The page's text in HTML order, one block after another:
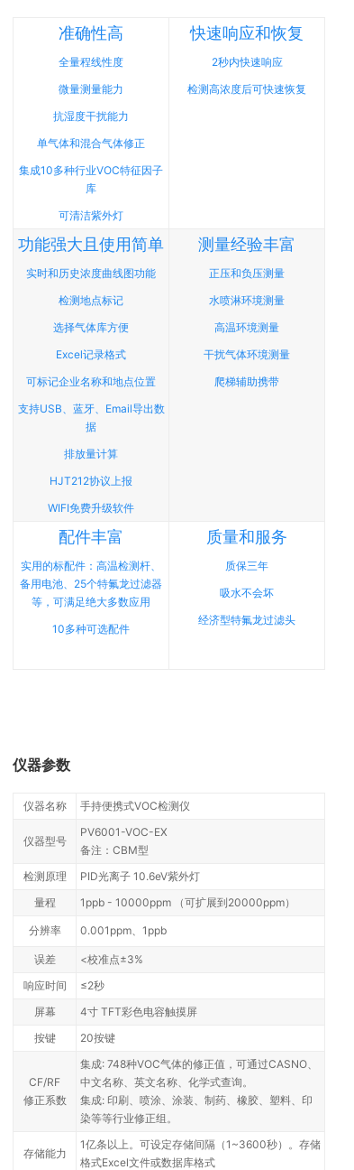
准确性高
全量程线性度
微量测量能力
抗湿度干扰能力
单气体和混合气体修正
集成10多种行业VOC特征因子
库
可清洁紫外灯
快速响应和恢复
2秒内快速响应
检测高浓度后可快速恢复
功能强大且使用简单
实时和历史浓度曲线图功能
检测地点标记
选择气体库方便
Excel记录格式
可标记企业名称和地点位置
支持USB、蓝牙、Email导出数
据
排放量计算
HJT212协议上报
WIFI免费升级软件
测量经验丰富
正压和负压测量
水喷淋环境测量
高温环境测量
干扰气体环境测量
爬梯辅助携带
配件丰富
实用的标配件：高温检测杆、
备用电池、25个特氟龙过滤器
等，可满足绝大多数应用
10多种可选配件
质量和服务
质保三年
吸水不会坏
经济型特氟龙过滤头
仪器参数
仪器名称 手持便携式VOC检测仪
仪器型号
PV6001-VOC-EX
备注：CBM型
检测原理
PID光离子 10.6eV紫外灯
量程
1ppb - 10000ppm （可扩展到20000ppm）
分辨率 0.001ppm、1ppb
误差
<校准点±3%
响应时间
≤2秒
屏幕
4寸 TFT彩色电容触摸屏
按键
20按键
CF/RF
修正系数
集成: 748种VOC气体的修正值，可通过CASNO、
中文名称、英文名称、化学式查询。
集成: 印刷、喷涂、涂装、制药、橡胶、塑料、印
染等等行业修正组。
存储能力
1亿条以上。可设定存储间隔（1~3600秒）。存储
格式Excel文件或数据库格式